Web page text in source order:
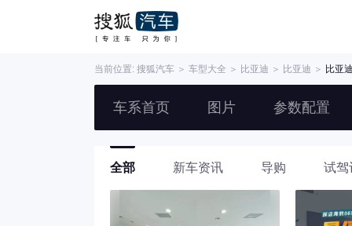
当前位置: 搜狐汽车 ＞ 车型大全 ＞ 比亚迪 ＞ 比亚迪 ＞ 比亚
车系首页 图片 参数配置
全部 新车资讯 导购 试驾